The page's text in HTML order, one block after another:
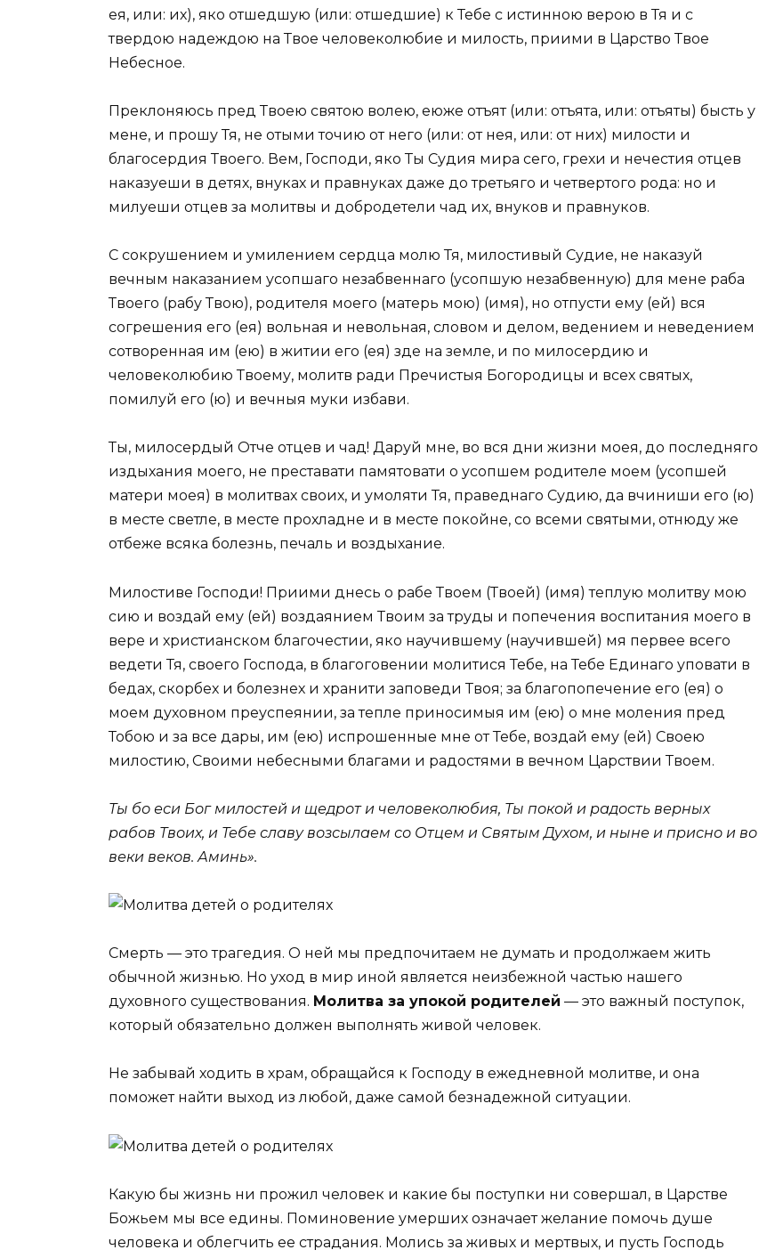
ея, или: их), яко отшедшую (или: отшедшие) к Тебе с истинною верою в Тя и с
твердою надеждою на Твое человеколюбие и милость, приими в Царство Твое
Небесное.
Преклоняюсь пред Твоею святою волею, еюже отъят (или: отъята, или: отъяты) бысть у
мене, и прошу Тя, не отыми точию от него (или: от нея, или: от них) милости и
благосердия Твоего. Вем, Господи, яко Ты Судия мира сего, грехи и нечестия отцев
наказуеши в детях, внуках и правнуках даже до третьяго и четвертого рода: но и
милуеши отцев за молитвы и добродетели чад их, внуков и правнуков.
С сокрушением и умилением сердца молю Тя, милостивый Судие, не наказуй
вечным наказанием усопшаго незабвеннаго (усопшую незабвенную) для мене раба
Твоего (рабу Твою), родителя моего (матерь мою) (имя), но отпусти ему (ей) вся
согрешения его (ея) вольная и невольная, словом и делом, ведением и неведением
сотворенная им (ею) в житии его (ея) зде на земле, и по милосердию и
человеколюбию Твоему, молитв ради Пречистыя Богородицы и всех святых,
помилуй его (ю) и вечныя муки избави.
Ты, милосердый Отче отцев и чад! Даруй мне, во вся дни жизни моея, до последняго
издыхания моего, не преставати памятовати о усопшем родителе моем (усопшей
матери моея) в молитвах своих, и умоляти Тя, праведнаго Судию, да вчиниши его (ю)
в месте светле, в месте прохладне и в месте покойне, со всеми святыми, отнюду же
отбеже всяка болезнь, печаль и воздыхание.
Милостиве Господи! Приими днесь о рабе Твоем (Твоей) (имя) теплую молитву мою
сию и воздай ему (ей) воздаянием Твоим за труды и попечения воспитания моего в
вере и христианском благочестии, яко научившему (научившей) мя первее всего
ведети Тя, своего Господа, в благоговении молитися Тебе, на Тебе Единаго уповати в
бедах, скорбех и болезнех и хранити заповеди Твоя; за благопопечение его (ея) о
моем духовном преуспеянии, за тепле приносимыя им (ею) о мне моления пред
Тобою и за все дары, им (ею) испрошенные мне от Тебе, воздай ему (ей) Своею
милостию, Своими небесными благами и радостями в вечном Царствии Твоем.
Ты бо еси Бог милостей и щедрот и человеколюбия, Ты покой и радость верных
рабов Твоих, и Тебе славу возсылаем со Отцем и Святым Духом, и ныне и присно и во
веки веков. Аминь».
Смерть — это трагедия. О ней мы предпочитаем не думать и продолжаем жить
обычной жизнью. Но уход в мир иной является неизбежной частью нашего
духовного существования. Молитва за упокой родителей — это важный поступок,
который обязательно должен выполнять живой человек.
Не забывай ходить в храм, обращайся к Господу в ежедневной молитве, и она
поможет найти выход из любой, даже самой безнадежной ситуации.
Какую бы жизнь ни прожил человек и какие бы поступки ни совершал, в Царстве
Божьем мы все едины. Поминовение умерших означает желание помочь душе
человека и облегчить ее страдания. Молись за живых и мертвых, и пусть Господь